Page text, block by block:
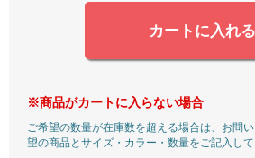
カートに入れる
※商品がカートに入らない場合
ご希望の数量が在庫数を超える場合は、お問
望の商品とサイズ・カラー・数量をご記入して